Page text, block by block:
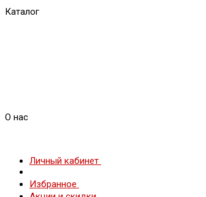
Каталог
О нас
Личный кабинет
Избранное